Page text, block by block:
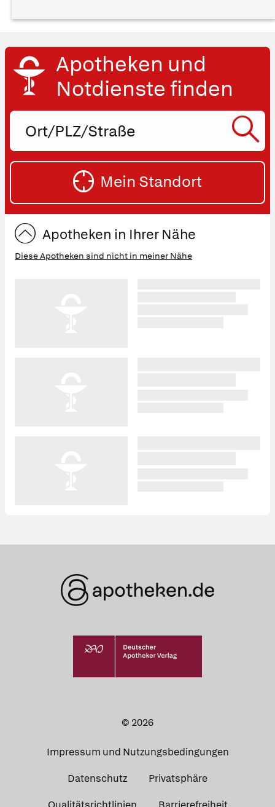
Apotheken und
Notdienste finden
Ort,
oder
Straße
Mein Standort
Apotheken in Ihrer Nähe
Diese Apotheken sind nicht in meiner Nähe
© 2026
Impressum und Nutzungsbedingungen
Datenschutz Privatsphäre